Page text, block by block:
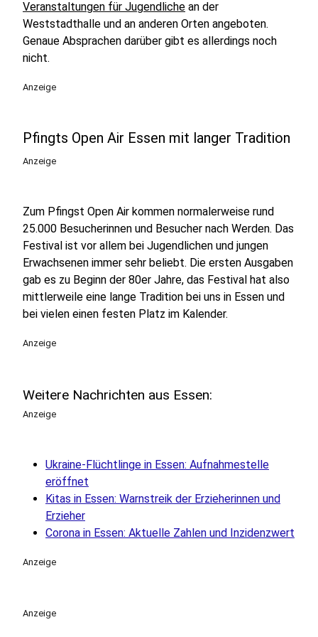
Veranstaltungen für Jugendliche an der
Weststadthalle und an anderen Orten angeboten.
Genaue Absprachen darüber gibt es allerdings noch
nicht.
Anzeige
Pfingts Open Air Essen mit langer Tradition
Anzeige
Zum Pfingst Open Air kommen normalerweise rund
25.000 Besucherinnen und Besucher nach Werden. Das
Festival ist vor allem bei Jugendlichen und jungen
Erwachsenen immer sehr beliebt. Die ersten Ausgaben
gab es zu Beginn der 80er Jahre, das Festival hat also
mittlerweile eine lange Tradition bei uns in Essen und
bei vielen einen festen Platz im Kalender.
Anzeige
Weitere Nachrichten aus Essen:
Anzeige
Ukraine-Flüchtlinge in Essen: Aufnahmestelle
eröffnet
Kitas in Essen: Warnstreik der Erzieherinnen und
Erzieher
Corona in Essen: Aktuelle Zahlen und Inzidenzwert
Anzeige
Anzeige